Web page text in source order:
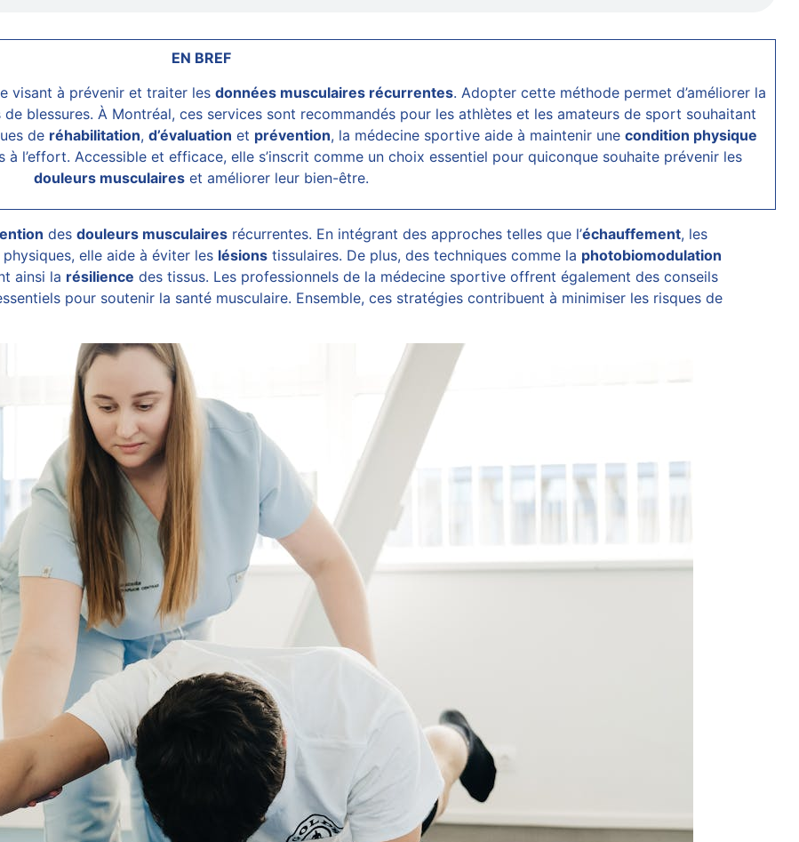
EN BREF
visant à prévenir et traiter les données musculaires récurrentes. Adopter cette méthode permet d’améliorer la
blessures. À Montréal, ces services sont recommandés pour les athlètes et les amateurs de sport souhaitant
de réhabilitation,d’évaluation et prévention, la médecine sportive aide à maintenir unecondition physique
l’effort. Accessible et efficace, elle s’inscrit comme un choix essentiel pour quiconque souhaite prévenir les
douleurs musculaires et améliorer leur bien-être.
desdouleurs musculaires récurrentes. En intégrant des approches telles que l’échauffement, les
elle aide à éviter les lésions tissulaires. De plus, des techniques comme la photobiomodulation
ainsi la résilience des tissus. Les professionnels de la médecine sportive offrent également des conseils
pour soutenir la santé musculaire. Ensemble, ces stratégies contribuent à minimiser les risques de